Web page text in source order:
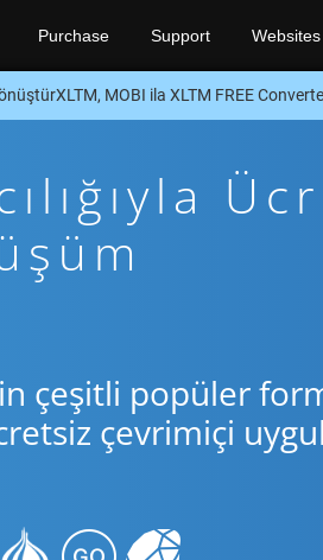
Purchase Support Websites
MOBI ila XLTM FREE
çeşitli popüler
çevrimiçi